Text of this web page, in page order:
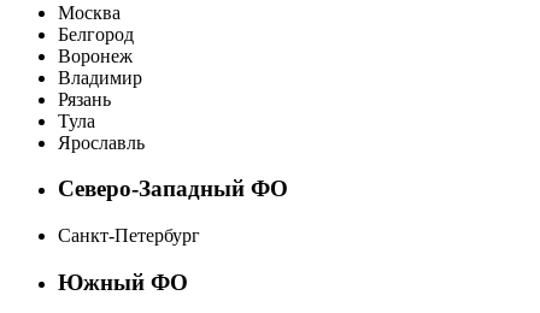
Москва
Белгород
Воронеж
Владимир
Рязань
Тула
Ярославль
Северо-Западный ФО
Санкт-Петербург
Южный ФО